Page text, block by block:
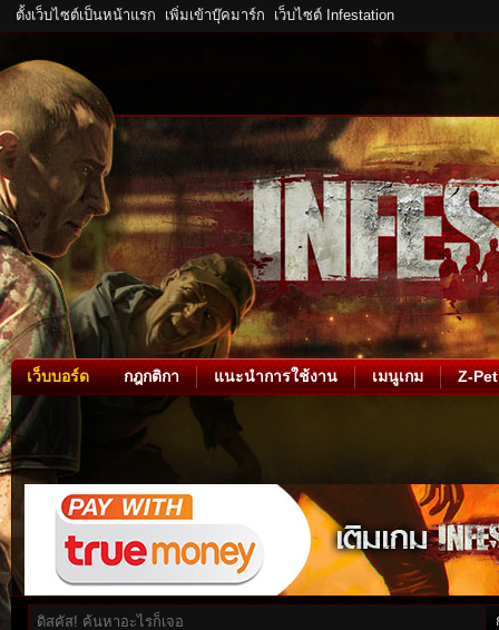
ตั้งเว็บไซต์เป็นหน้าแรก เพิ่มเข้าบุ๊คมาร์ก เว็บไซต์ Infestation
เว็บบอร์ด กฎกติกา แนะนำการใช้งาน เมนูเกม Z-Pet